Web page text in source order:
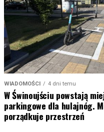
WIADOMOŚCI 4 dni temu
W Świnoujściu powstają
parkingowe dla hulajnóg.
porządkuje przestrzeń